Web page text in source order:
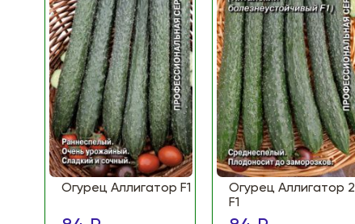
Огурец Аллигатор F1
Огурец Аллигатор 2
F1